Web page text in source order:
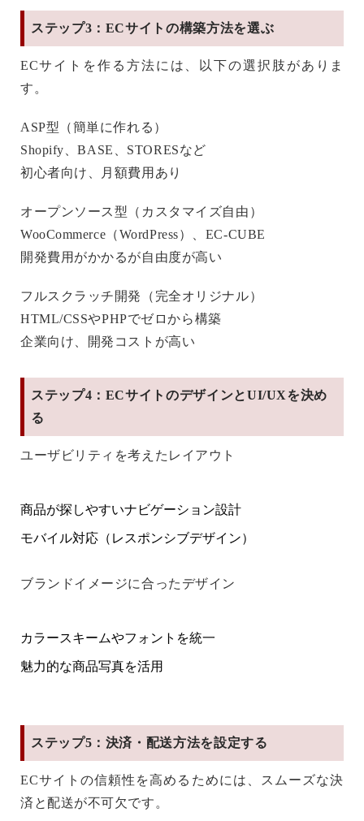
ステップ3：ECサイトの構築方法を選ぶ
ECサイトを作る方法には、以下の選択肢がありま
す。
ASP型（簡単に作れる）
Shopify、BASE、STORESなど
初心者向け、月額費用あり
オープンソース型（カスタマイズ自由）
WooCommerce（WordPress）、EC-CUBE
開発費用がかかるが自由度が高い
フルスクラッチ開発（完全オリジナル）
HTML/CSSやPHPでゼロから構築
企業向け、開発コストが高い
ステップ4：ECサイトのデザインとUI/UXを決め
る
ユーザビリティを考えたレイアウト
商品が探しやすいナビゲーション設計
モバイル対応（レスポンシブデザイン）
ブランドイメージに合ったデザイン
カラースキームやフォントを統一
魅力的な商品写真を活用
ステップ5：決済・配送方法を設定する
ECサイトの信頼性を高めるためには、スムーズな決
済と配送が不可欠です。